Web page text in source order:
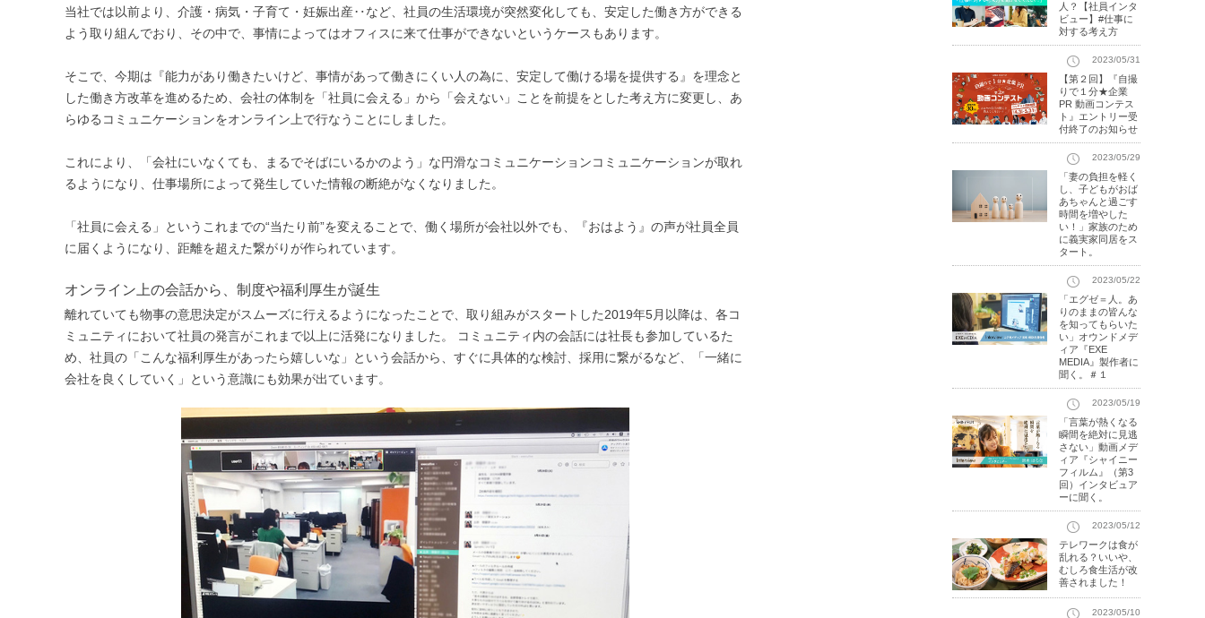
当社では以前より、介護・病気・子育て・妊娠出産‥など、社員の生活環境が突然変化しても、安定した働き方ができる
よう取り組んでおり、その中で、事情によってはオフィスに来て仕事ができないというケースもあります。
そこで、今期は『能力があり働きたいけど、事情があって働きにくい人の為に、安定して働ける場を提供する』を理念と
した働き方改革を進めるため、会社の体制を「社員に会える」から「会えない」ことを前提をとした考え方に変更し、あ
らゆるコミュニケーションをオンライン上で行なうことにしました。
これにより、「会社にいなくても、まるでそばにいるかのよう」な円滑なコミュニケーションコミュニケーションが取れ
るようになり、仕事場所によって発生していた情報の断絶がなくなりました。
「社員に会える」というこれまでの“当たり前”を変えることで、働く場所が会社以外でも、『おはよう』の声が社員全員
に届くようになり、距離を超えた繋がりが作られています。
オンライン上の会話から、制度や福利厚生が誕生
離れていても物事の意思決定がスムーズに行えるようになったことで、取り組みがスタートした2019年5月以降は、各コ
ミュニティにおいて社員の発言がこれまで以上に活発になりました。 コミュニティ内の会話には社長も参加しているた
め、社員の「こんな福利厚生があったら嬉しいな」という会話から、すぐに具体的な検討、採用に繋がるなど、「一緒に
会社を良くしていく」という意識にも効果が出ています。
人？【社員インタ
ビュー】#仕事に
対する考え方
2023/05/31
【第２回】『自撮
りで１分★企業
PR 動画コンテス
ト』エントリー受
付終了のお知らせ
2023/05/29
「妻の負担を軽く
し、子どもがおば
あちゃんと過ごす
時間を増やした
い！」家族のため
に義実家同居をス
タート。
2023/05/22
「エグゼ＝人。あ
りのままの皆んな
を知ってもらいた
い」オウンドメデ
ィア『EXE
MEDIA』製作者に
聞く。＃１
2023/05/19
「言葉が熱くなる
瞬間を絶対に見逃
さない」動画メデ
ィア『シャイニー
フィルム』（第3
回）インタビュア
ーに聞く。
2023/05/12
テレワークは食が
乱れる？いいや、
むしろ食生活が改
善されました！
2023/05/10